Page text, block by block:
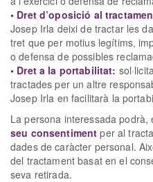
• Dret d’oposició al
Josep Irla deixi de tractar les
tret que per motius legítims,
o defensa de possibles
• Dret a la portabilitat:
tractades per un altre
Josep Irla en facilitarà la
La persona interessada
seu consentiment per al
dades de caràcter personal.
del tractament basat en el
seva retirada.